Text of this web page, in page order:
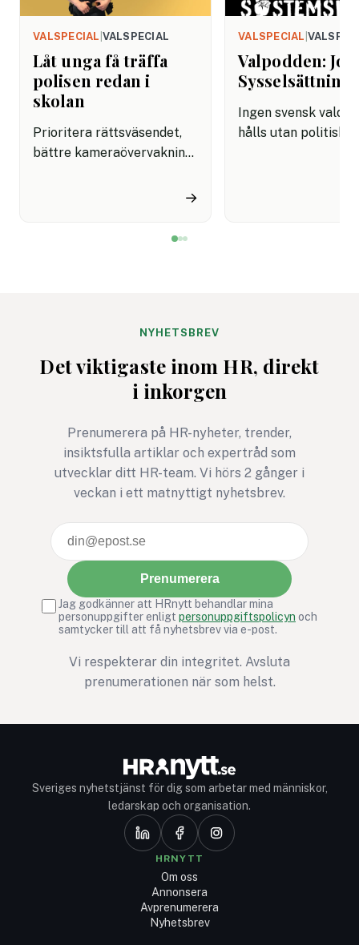
VALSPECIAL VALSPECIAL
Låt unga få träffa
polisen redan i
skolan
Prioritera rättsväsendet,
bättre kameraövervakning
besök av polisen ute bland
→
VALSPECIAL
Valpodden:
Sysselsättning
Ingen svensk
hålls utan politiska
NYHETSBREV
Det viktigaste inom HR, direkt
i inkorgen
Prenumerera på HR-nyheter, trender,
insiktsfulla artiklar och expertråd som
utvecklar ditt HR-team. Vi hörs 2 gånger i
veckan i ett matnyttigt nyhetsbrev.
Prenumerera
Jag godkänner att HRnytt behandlar mina
personuppgifter enligt personuppgiftspolicyn och
samtycker till att få nyhetsbrev via e-post.
Vi respekterar din integritet. Avsluta
prenumerationen när som helst.
Sveriges nyhetstjänst för dig som arbetar med människor,
ledarskap och organisation.
HRNYTT
Om oss
Annonsera
Avprenumerera
Nyhetsbrev